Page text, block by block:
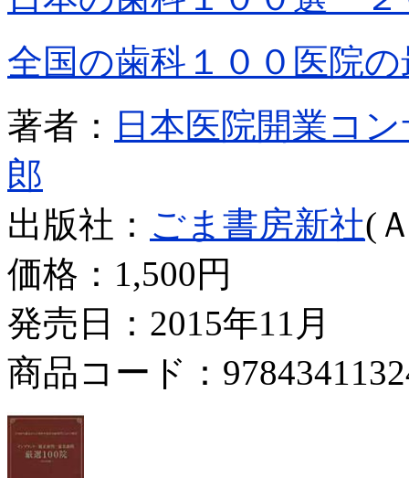
全国の歯科１００医院
著者：
日本医院開業コ
郎
出版社： ごま書房新社(
価格： 1,500円
発売日：2015年11月
商品コード：